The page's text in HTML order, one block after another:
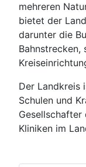
mehreren
bietet der
darunter die
Bahnstrecken,
Der Landkreis
Schulen und
Gesellschafter
Kliniken im